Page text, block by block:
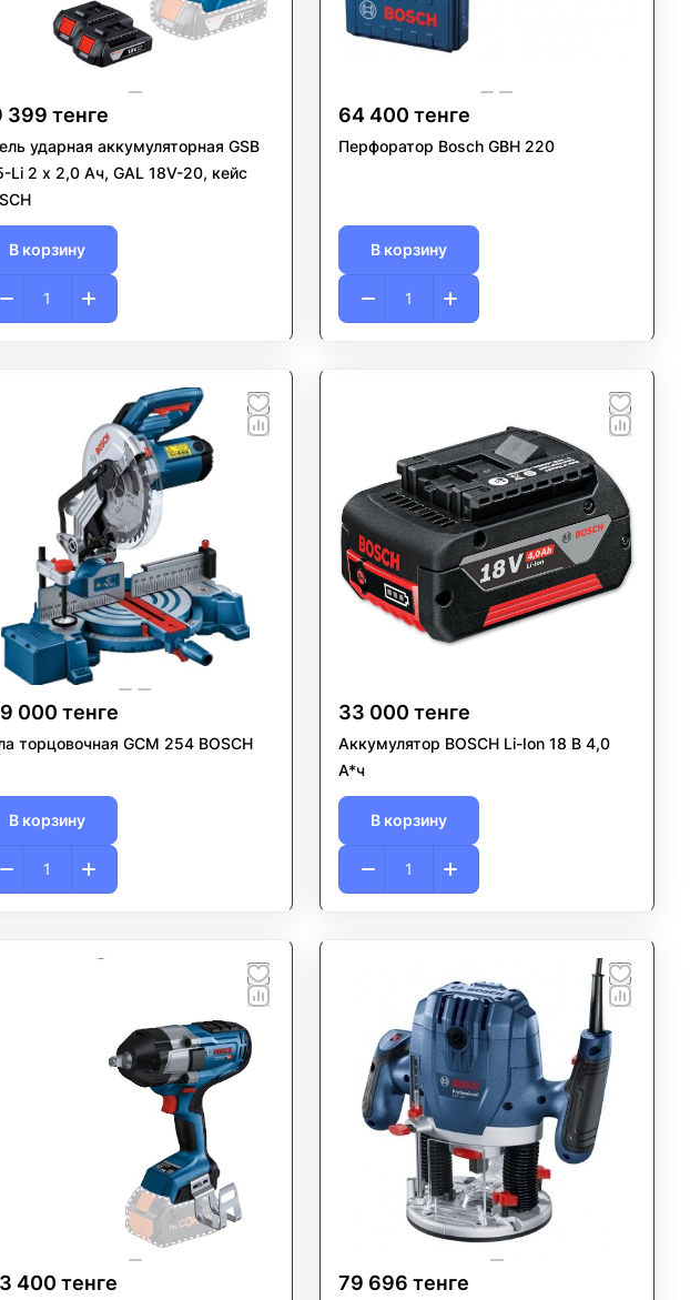
399 тенге
ударная аккумуляторная GSB
18V-20, кейс
В корзину
64 400 тенге
Перфоратор Bosch GBH 220
В корзину
000 тенге
торцовочная GCM 254 BOSCH
В корзину
33 000 тенге
Аккумулятор BOSCH Li-Ion 18 В 4,0
А*ч
В корзину
400 тенге 79 696 тенге